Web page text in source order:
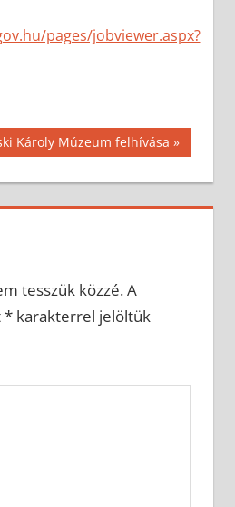
pages/jobviewer.aspx?
Károly Múzeum felhívása
tesszük közzé.A
*karakterrel jelöltük